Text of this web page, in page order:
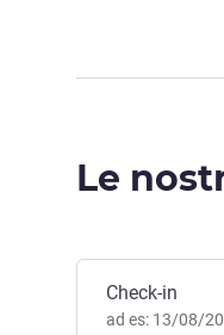
Le
Prenota
Check-in
ad es: 13/08/